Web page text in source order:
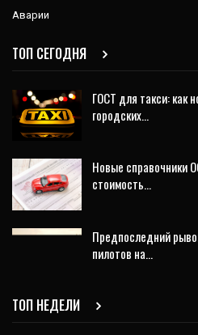
Аварии
ТОП СЕГОДНЯ
ГОСТ для такси: как
городских…
Новые справочники
стоимость…
Предпоследний
пилотов на…
ТОП НЕДЕЛИ